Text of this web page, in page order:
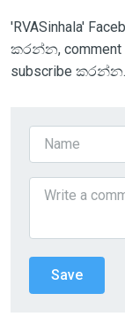
'RVASinhala'
කරන්න,
subscribe